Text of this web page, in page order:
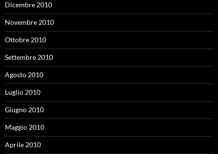
Dicembre 2010
Novembre 2010
Ottobre 2010
Settembre 2010
Agosto 2010
Luglio 2010
Giugno 2010
Maggio 2010
Aprile 2010